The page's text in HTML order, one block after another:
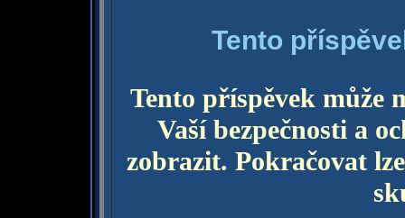
Tento
Tento příspěvek může
Vaší bezpečnosti a
zobrazit. Pokračovat